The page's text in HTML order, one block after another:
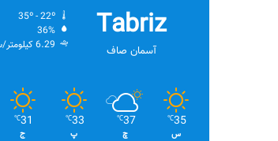
Tabriz
آسمان صاف
36%
6.29 کیلومتر/ساعت
35
℃
س
37
℃
چ
33
℃
پ
31
℃
ج